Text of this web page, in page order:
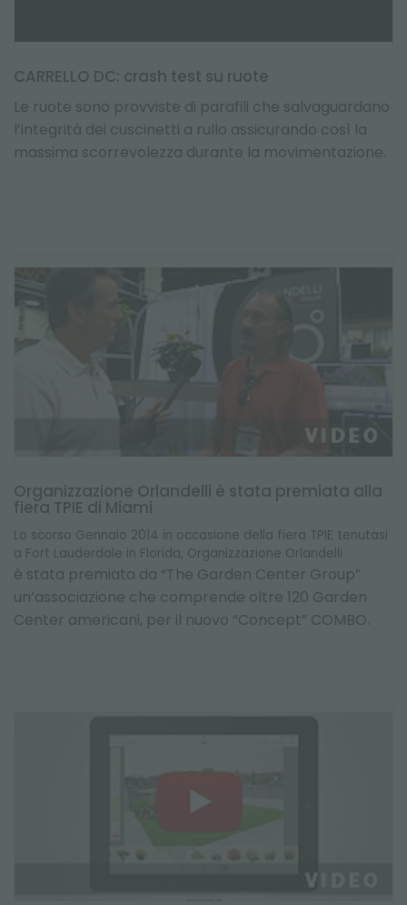
CARRELLO DC: crash test su ruote
Le ruote sono provviste di parafili che salvaguardano
l’integrità dei cuscinetti a rullo assicurando così la
massima scorrevolezza durante la movimentazione.
Organizzazione Orlandelli è stata premiata alla
fiera TPIE di Miami
Lo scorso Gennaio 2014 in occasione della fiera TPIE tenutasi
a Fort Lauderdale in Florida, Organizzazione Orlandelli
è stata premiata da “The Garden Center Group”
un’associazione che comprende oltre 120 Garden
Center americani, per il nuovo “Concept” COMBO.